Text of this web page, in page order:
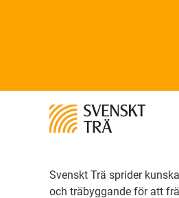
Svenskt Trä sprider
och träbyggande för att